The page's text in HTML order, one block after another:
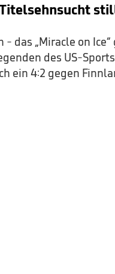
das „Miracle on
des US-
ein 4:2 gegen